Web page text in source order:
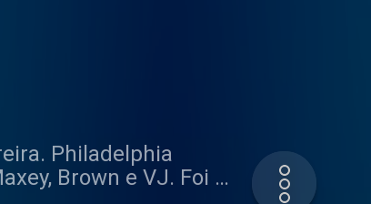
Philadelphia
Brown e VJ. Foi a